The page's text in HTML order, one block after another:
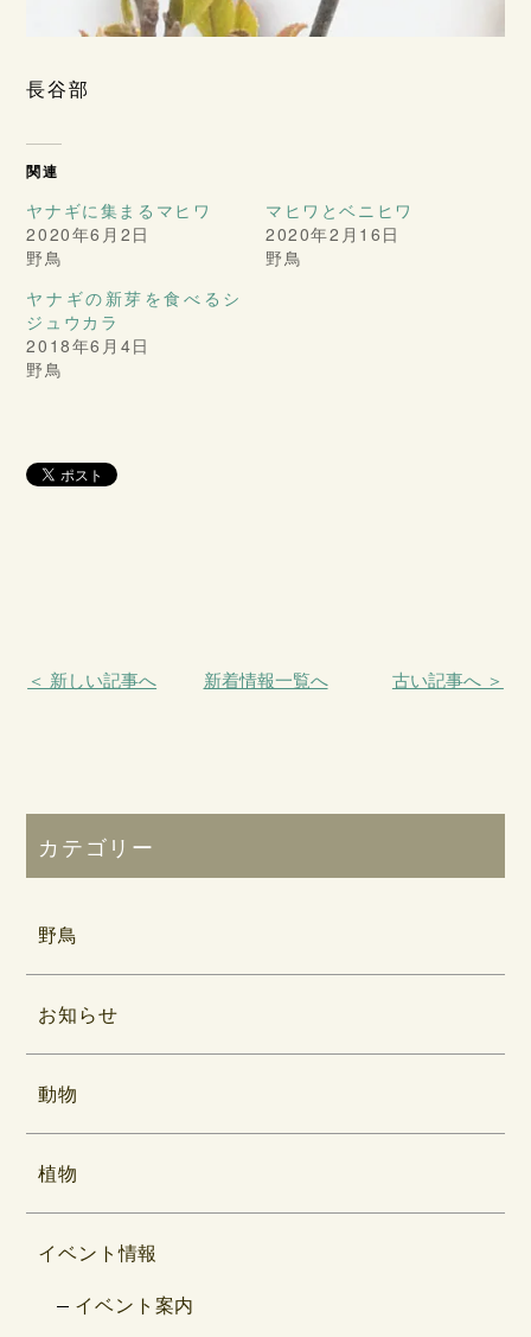
長谷部
関連
ヤナギに集まるマヒワ
2020年6月2日
野鳥
マヒワとベニヒワ
2020年2月16日
野鳥
ヤナギの新芽を食べるシ
ジュウカラ
2018年6月4日
野鳥
＜ 新しい記事へ 新着情報一覧へ 古い記事へ ＞
カテゴリー
野鳥
お知らせ
動物
植物
イベント情報
イベント案内